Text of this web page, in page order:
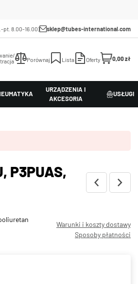
pt. 8.00-16.00) sklep@tubes-international.com
Porównaj Lista Oferty 0,00 zł
URZĄDZENIA I
AKCESORIA
USŁUGI
P3PUAS,
Warunki i koszty dostawy
Sposoby płatności